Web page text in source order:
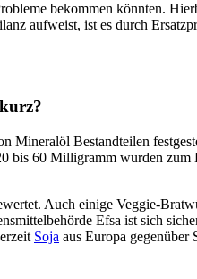
bekommen könnten.
aufweist, ist es durch
Mineralöl Bestandteilen
bis 60 Milligramm wurden
Auch einige Veggie-
Efsa ist sich
Soja aus Europa gegenüber